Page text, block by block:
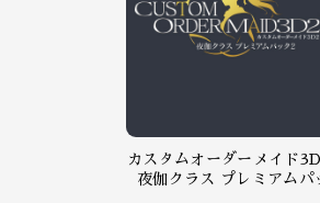
カスタムオーダーメイド
夜伽クラス プレミアムパ